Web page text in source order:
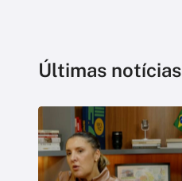
Últimas notícias